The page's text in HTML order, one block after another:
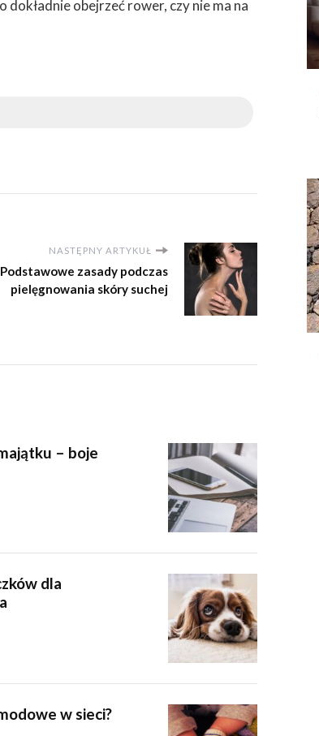
obejrzeć rower, czy nie ma na
NASTĘPNY ARTYKUŁ
Podstawowe zasady podczas
pielęgnowania skóry suchej
– boje
dla
w sieci?